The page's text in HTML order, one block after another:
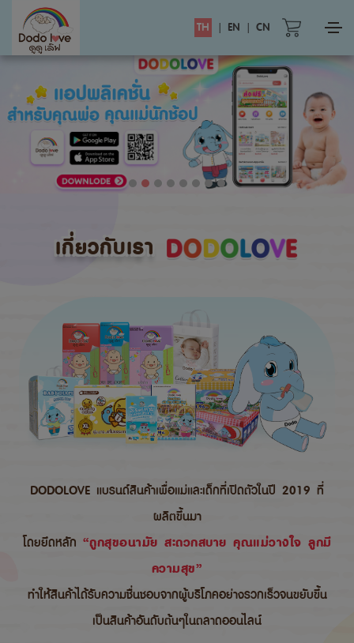
TH | EN | CN
เกี่ยวกับเรา
DODOLOVE แบรนด์สินค้าเพื่อแม่และเด็กที่เปิดตัวในปี 2019 ที่
ผลิตขึ้นมา
โดยยึดหลัก “ถูกสุขอนามัย สะดวกสบาย คุณแม่วางใจ ลูกมี
ความสุข”
ทำให้สินค้าได้รับความชื่นชอบจากผู้บริโภคอย่างรวกเร็วจนขยับขึ้น
เป็นสินค้าอันดับต้นๆในตลาดออนไลน์